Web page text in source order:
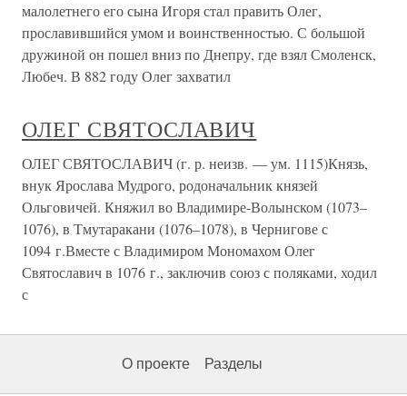
малолетнего его сына Игоря стал править Олег,
прославившийся умом и воинственностью. С большой
дружиной он пошел вниз по Днепру, где взял Смоленск,
Любеч. В 882 году Олег захватил
ОЛЕГ СВЯТОСЛАВИЧ
ОЛЕГ СВЯТОСЛАВИЧ (г. р. неизв. — ум. 1115)Князь,
внук Ярослава Мудрого, родоначальник князей
Ольговичей. Княжил во Владимире-Волынском (1073–
1076), в Тмутаракани (1076–1078), в Чернигове с
1094 г.Вместе с Владимиром Мономахом Олег
Святославич в 1076 г., заключив союз с поляками, ходил
с
О проекте Разделы